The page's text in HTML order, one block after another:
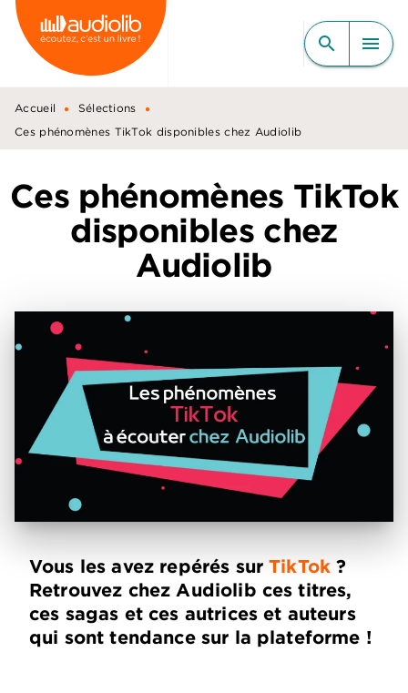
MENU RECHERCHE
CONTENU
PIED DE PAGE
search menu
Accueil • Sélections •
Ces phénomènes TikTok disponibles chez Audiolib
Ces phénomènes TikTok
disponibles chez
Audiolib
Vous les avez repérés surTikTok?
Retrouvez chez Audiolib ces titres,
ces sagas et ces autrices et auteurs
qui sont tendance sur la plateforme !